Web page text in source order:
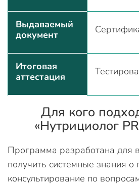
Выдаваемый
документ
Итоговая
аттестация
Для кого
«Нутрициолог
Программа разработана для
получить системные знания о
консультирование по